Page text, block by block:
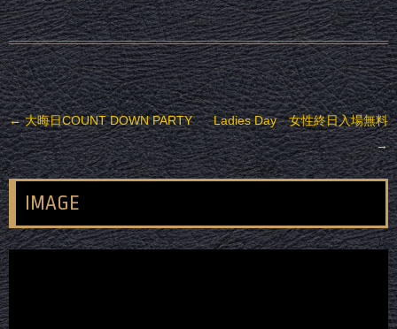
投稿ナビゲーション
←大晦日COUNT DOWN PARTY
Ladies Day 女性終日入場無料
→
IMAGE